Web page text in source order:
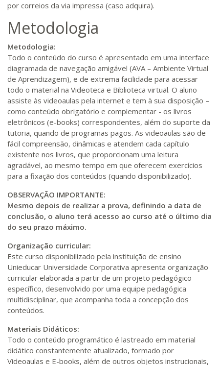
por correios da via impressa (caso adquira).
Metodologia
Metodologia:
Todo o conteúdo do curso é apresentado em uma interface
diagramada de navegação amigável (AVA – Ambiente Virtual
de Aprendizagem), e de extrema facilidade para acessar
todo o material na Videoteca e Biblioteca virtual. O aluno
assiste às videoaulas pela internet e tem à sua disposição –
como conteúdo obrigatório e complementar - os livros
eletrônicos (e-books) correspondentes, além do suporte da
tutoria, quando de programas pagos. As videoaulas são de
fácil compreensão, dinâmicas e atendem cada capítulo
existente nos livros, que proporcionam uma leitura
agradável, ao mesmo tempo em que oferecem exercícios
para a fixação dos conteúdos (quando disponibilizado).
OBSERVAÇÃO IMPORTANTE:
Mesmo depois de realizar a prova, definindo a data de
conclusão, o aluno terá acesso ao curso até o último dia
do seu prazo máximo.
Organização curricular:
Este curso disponibilizado pela instituição de ensino
Unieducar Universidade Corporativa apresenta organização
curricular elaborada a partir de um projeto pedagógico
específico, desenvolvido por uma equipe pedagógica
multidisciplinar, que acompanha toda a concepção dos
conteúdos.
Materiais Didáticos:
Todo o conteúdo programático é lastreado em material
didático constantemente atualizado, formado por
Videoaulas e E-books, além de outros objetos instrucionais,